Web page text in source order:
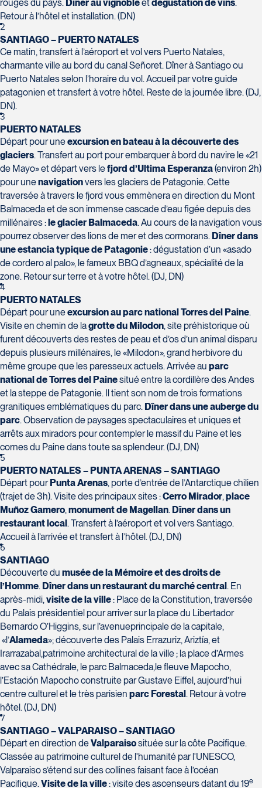
rouges du pays. Dîner au vignobleetdégustation de vins.
Retour à l’hôtel et installation. (DN)
2
SANTIAGO – PUERTO NATALES
Ce matin, transfert à l’aéroport et vol vers Puerto Natales,
charmante ville au bord du canal Señoret. Dîner à Santiago ou
Puerto Natales selon l’horaire du vol. Accueil par votre guide
patagonien et transfert à votre hôtel. Reste de la journée libre. (DJ,
DN).
3
PUERTO NATALES
Départ pour uneexcursion en bateau à la découverte des
glaciers. Transfert au port pour embarquer à bord du navire le «21
de Mayo» et départ vers lefjord d’Ultima Esperanza(environ 2h)
pour unenavigationvers les glaciers de Patagonie. Cette
traversée à travers le fjord vous emmènera en direction du Mont
Balmaceda et de son immense cascade d’eau figée depuis des
millénaires :le glacier Balmaceda. Au cours de la navigation vous
pourrez observer des lions de mer et des cormorans. Dîner dans
une estancia typique de Patagonie: dégustation d’un «asado
de cordero al palo», le fameux BBQ d’agneaux, spécialité de la
zone. Retour sur terre et à votre hôtel. (DJ, DN)
4
PUERTO NATALES
Départ pour uneexcursion au parc national Torres del Paine.
Visite en chemin de lagrotte du Milodon, site préhistorique où
furent découverts des restes de peau et d’os d’un animal disparu
depuis plusieurs millénaires, le «Milodon», grand herbivore du
même groupe que les paresseux actuels. Arrivée au parc
national de Torres del Painesitué entre la cordillère des Andes
et la steppe de Patagonie. Il tient son nom de trois formations
granitiques emblématiques du parc. Dîner dans une auberge du
parc. Observation de paysages spectaculaires et uniques et
arrêts aux miradors pour contempler le massif du Paine et les
cornes du Paine dans toute sa splendeur. (DJ, DN)
5
PUERTO NATALES – PUNTA ARENAS – SANTIAGO
Départ pourPunta Arenas, porte d’entrée de l’Antarctique chilien
(trajet de 3h). Visite des principaux sites :Cerro Mirador,place
Muñoz Gamero,monument de Magellan. Dîner dans un
restaurant local. Transfert à l’aéroport et vol vers Santiago.
Accueil à l’arrivée et transfert à l’hôtel. (DJ, DN)
6
SANTIAGO
Découverte du musée de la Mémoire et des droits de
l’Homme. Dîner dans un restaurant du marché central. En
après-midi,visite de la ville: Place de la Constitution, traversée
du Palais présidentiel pour arriver sur la place du Libertador
Bernardo O’Higgins, sur l’avenueprincipale de la capitale,
«l’Alameda»; découverte des Palais Errazuriz, Ariztía, et
Irarrazabal,patrimoine architectural de la ville ; la place d’Armes
avec sa Cathédrale, le parc Balmaceda,le fleuve Mapocho,
l’Estación Mapocho construite par Gustave Eiffel, aujourd’hui
centre culturel et le très parisien parc Forestal. Retour à votre
hôtel. (DJ, DN)
7
SANTIAGO – VALPARAISO – SANTIAGO
Départ en direction deValparaisosituée sur la côte Pacifique.
Classée au patrimoine culturel de l'humanité par l'UNESCO,
Valparaiso s’étend sur des collines faisant face à l’océan
Pacifique.Visite de la ville: visite des ascenseurs datant du 19e
Voyages Nouveau-Monde
420 Boulevard Manseau
Joliette
J6E 3E1
Tél :
Voyages Terre et Monde
1460 Chemin Gascon
Terrebonne
J6X 2Z5
Tél :450-964-3574
Voyages des Laurentides
939 Boulevard Albiny-Paquette
Mont-Laurier
J9L 3J1
Tél :450-688-6211 / 1-888-682-8616
Club Voyages Orientation
1001 Boulevard de Montarville - local 39
J4B 6P5
450-655-1855 / 1-866-655-5736
Club Voyages Princesse
686 rue Principale
Granby
J2G 2Y4
Tél :450-372-4444
Voyages Action
230 Boulevard Sir-Wilfrid-Laurier
Beloeil
J3G 4G7
Tél :450-464-0363 / 1-800-331-0363
Voyages Boislard Poirier
2840 Boulevard Laframboise
Saint-Hyacinthe
Tél :450-774-6436 / 1-800-561-2967
Voyages CAA Brossard
8940 Boulevard Leduc - Bureau 20
Brossard
J4Y 0G4
Tél :450-465-0620 / 1-844-869-2439
Voyages Granby
157 rue Principale
J2G 2V5
Tél : 450-372-3624 / 1-800-361-0447
La Forfaiterie Voyages
5401 Boulevard Des Galeries - Local 104
(porte H)
Québec
G2K 1N4
Tél :
Le Voyagiste de Québec
3229 Chemin des Quatre-Bourgeois -
Suite 120QuébecG1W 0C1
Tél :418-977-4080 / 1-877-977-4080
Voyages CAA Place de la Cité
2600 Boulevard Laurier #133, Place de la
Cité
Québec
G1V 4T3
Tél :418-653-9200 / 1-844-869-2439
Voyages CAA Québec
500 rue Bouvier - Suite 202
Québec
G2J 1E3
Tél :418-624-8222 / 1-844-869-2439
Voyages Émotions
2 rue Pleau
Pont-Rouge
G3H 2G2
Tél :418-873-4515
Voyages Laurier du Vallon - Siège
social
2700 Boulevard Laurier - Édifice
SOUMETTRE